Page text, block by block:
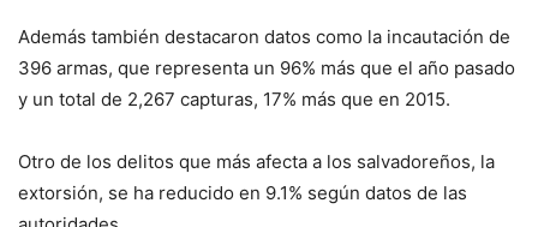
Además también destacaron datos como la incautación de
396 armas, que representa un 96% más que el año pasado
y un total de 2,267 capturas, 17% más que en 2015.
Otro de los delitos que más afecta a los salvadoreños, la
extorsión, se ha reducido en 9.1% según datos de las